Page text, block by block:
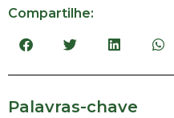
Compartilhe:
Palavras-chave